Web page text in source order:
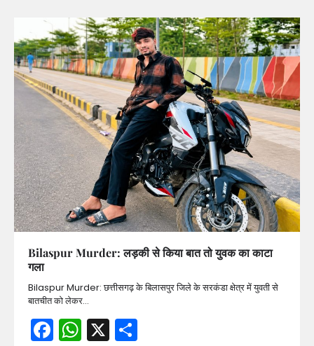
Bilaspur Murder: लड़की से किया बात तो युवक का काटा
गला
Bilaspur Murder: छत्तीसगढ़ के बिलासपुर जिले के सरकंडा क्षेत्र में युवती से
बातचीत को लेकर…
Facebook
WhatsApp
X